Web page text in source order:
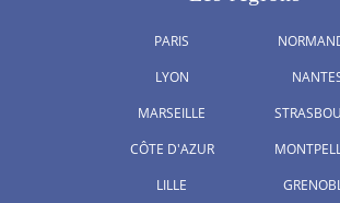
PARIS
LYON
MARSEILLE
CÔTE D'AZUR
LILLE